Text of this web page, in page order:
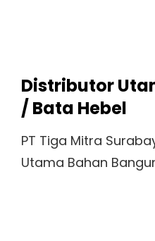
Distributor
/ Bata Hebel
PT Tiga Mitra
Utama Bahan